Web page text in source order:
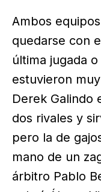
Ambos
quedarse con
última jugada
estuvieron
Derek Galindo
dos rivales y
pero la de
mano de un
árbitro Pablo